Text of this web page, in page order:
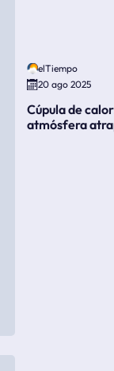
elTiempo
20 ago 2025
Cúpula de
atmósfera